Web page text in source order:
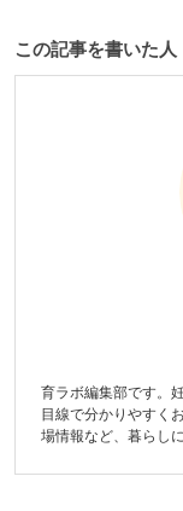
この記事を書いた人
育ラボ編集部です。
目線で分かりやすく
場情報など、暮らし